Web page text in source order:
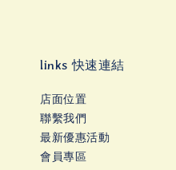
links 快速連結
店面位置
聯繫我們
最新優惠活動
會員專區